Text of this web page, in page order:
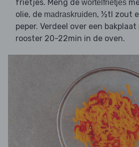
frietjes. Meng de wortelfrietjes
olie, de madraskruiden, ½tl zout
peper. Verdeel over een
rooster 20-22min in de oven.